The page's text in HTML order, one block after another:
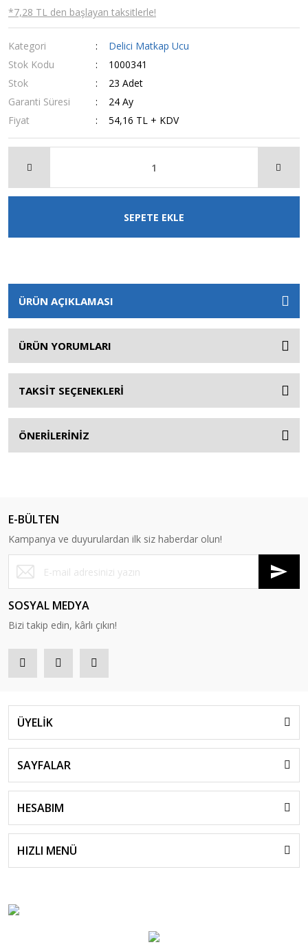
*7,28 TL den başlayan taksitlerle!
Kategori
Delici Matkap Ucu
Stok Kodu
1000341
Stok
23 Adet
Garanti Süresi
24 Ay
Fiyat
54,16 TL + KDV
SEPETE EKLE
ÜRÜN AÇIKLAMASI
ÜRÜN YORUMLARI
TAKSİT SEÇENEKLERİ
ÖNERİLERİNİZ
E-BÜLTEN
Kampanya ve duyurulardan ilk siz haberdar olun!
SOSYAL MEDYA
Bizi takip edin, kârlı çıkın!
ÜYELİK
SAYFALAR
HESABIM
HIZLI MENÜ